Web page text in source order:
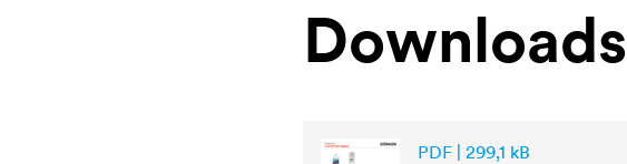
Downloads
PDF | 299,1 kB